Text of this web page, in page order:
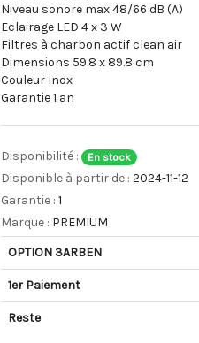
Niveau sonore max 48/66 dB (A)
Eclairage LED 4 x 3 W
Filtres à charbon actif clean air
Dimensions 59.8 x 89.8 cm
Couleur Inox
Garantie 1 an
Disponibilité : En stock
Disponible à partir de : 2024-11-12
Garantie : 1
Marque : PREMIUM
OPTION 3ARBEN
1er Paiement
Reste